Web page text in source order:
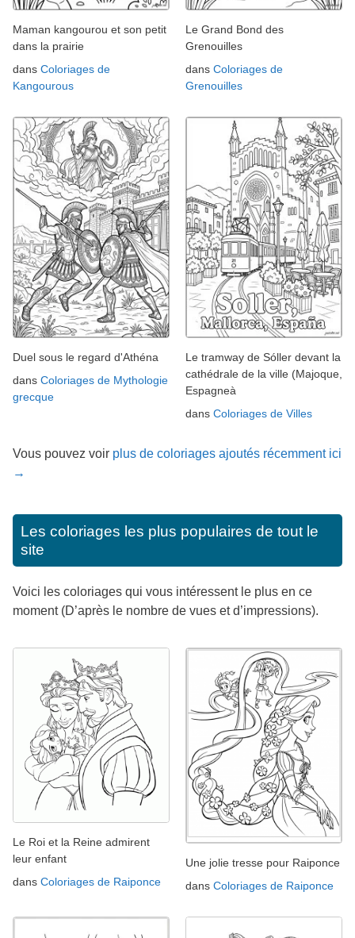
Maman kangourou et son petit
dans la prairie
dans Coloriages de
Kangourous
Le Grand Bond des
Grenouilles
dans Coloriages de
Grenouilles
Duel sous le regard d'Athéna
dans Coloriages de Mythologie
grecque
Le tramway de Sóller devant la
cathédrale de la ville (Majoque,
Espagneà
dans Coloriages de Villes
Vous pouvez voir plus de coloriages ajoutés récemment ici
→
Les coloriages les plus populaires de tout le
site
Voici les coloriages qui vous intéressent le plus en ce
moment (D’après le nombre de vues et d’impressions).
Le Roi et la Reine admirent
leur enfant
dans Coloriages de Raiponce
Une jolie tresse pour Raiponce
dans Coloriages de Raiponce